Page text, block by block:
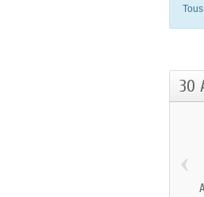
30
‹